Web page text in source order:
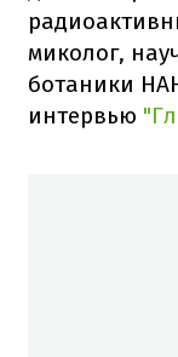
миколог,
ботаники
интервью